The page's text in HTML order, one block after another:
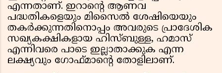
എന്നതാണ്. ഇറാന്റെ ആണവ
പദ്ധതികളെയും മിസൈൽ ശേഷിയെയും
തകർക്കുന്നതിനൊപ്പം അവരുടെ പ്രാദേശിക
സഖ്യകക്ഷികളായ ഹിസ്ബുള്ള, ഹമാസ്
എന്നിവരെ പാടെ ഇല്ലാതാക്കുക എന്ന
ലക്ഷ്യവും ഗോഫ്മാന്റെ തോളിലാണ്.